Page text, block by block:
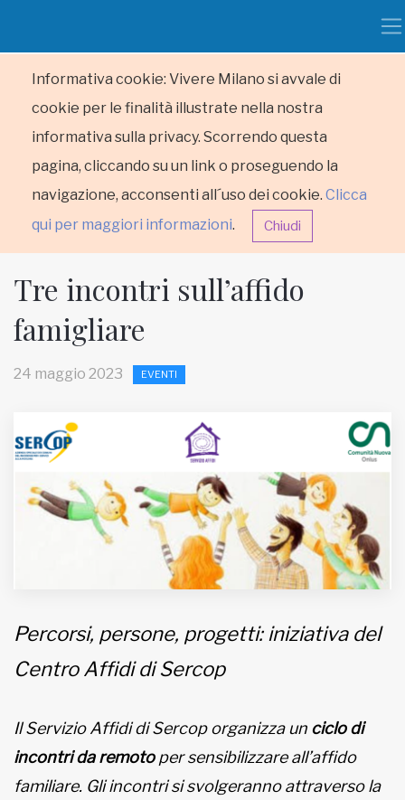
Informativa cookie: Vivere Milano si avvale di
cookie per le finalità illustrate nella nostra
informativa sulla privacy. Scorrendo questa
pagina, cliccando su un link o proseguendo la
navigazione, acconsenti all´uso dei cookie. Clicca
qui per maggiori informazioni. Chiudi
HOME
MUNICIPI
Inviateci le vostre segnalazioni
Iscriviti alla newsletter
Fondato e diretto da Enzo De
Bernardis
EDB edizioni - Via Brivio angolo C.
Tre incontri sull’affido
famigliare
24 maggio 2023 EVENTI
Percorsi, persone, progetti: iniziativa del
Centro Affidi di Sercop
Il Servizio Affidi di Sercop organizza un ciclo di
incontri da remotoper sensibilizzare all’affido
familiare. Gli incontri si svolgeranno attraverso la